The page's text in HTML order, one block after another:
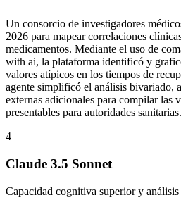
Un consorcio de investigadores
2026 para mapear correlaciones
medicamentos. Mediante el uso de
with ai, la plataforma identificó y
valores atípicos en los tiempos de
agente simplificó el análisis bivariado,
externas adicionales para compilar las
presentables para autoridades sanitarias.
4
Claude 3.5 Sonnet
Capacidad cognitiva superior y